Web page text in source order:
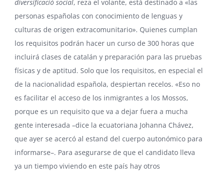
diversificació social, reza el volante, está destinado a «las
personas españolas con conocimiento de lenguas y
culturas de origen extracomunitario». Quienes cumplan
los requisitos podrán hacer un curso de 300 horas que
incluirá clases de catalán y preparación para las pruebas
físicas y de aptitud. Solo que los requisitos, en especial el
de la nacionalidad española, despiertan recelos. «Eso no
es facilitar el acceso de los inmigrantes a los Mossos,
porque es un requisito que va a dejar fuera a mucha
gente interesada –dice la ecuatoriana Johanna Chávez,
que ayer se acercó al estand del cuerpo autonómico para
informarse–. Para asegurarse de que el candidato lleva
ya un tiempo viviendo en este país hay otros